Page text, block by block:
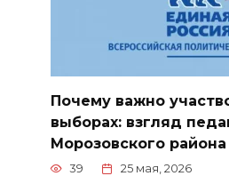
Почему важно
выборах: взгляд
Морозовского района
39 25 мая, 2026